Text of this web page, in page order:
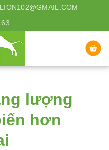
lượng
hơn